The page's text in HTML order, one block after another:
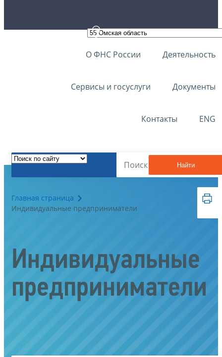
О ФНС России Деятельность
Сервисы и госуслуги Документы
Контакты ENG
Найти
Главная страница
Индивидуальные предприниматели
Индивидуальные
предприниматели